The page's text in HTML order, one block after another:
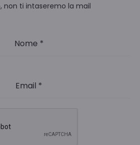
non ti intaseremo la mail
Nome *
Email *